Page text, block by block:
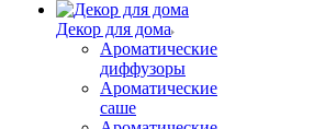
Декор для дома
Ароматические
диффузоры
Ароматические
саше